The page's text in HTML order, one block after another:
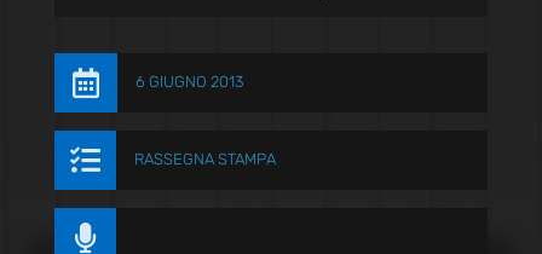
 6 GIUGNO 2013
 RASSEGNA STAMPA
